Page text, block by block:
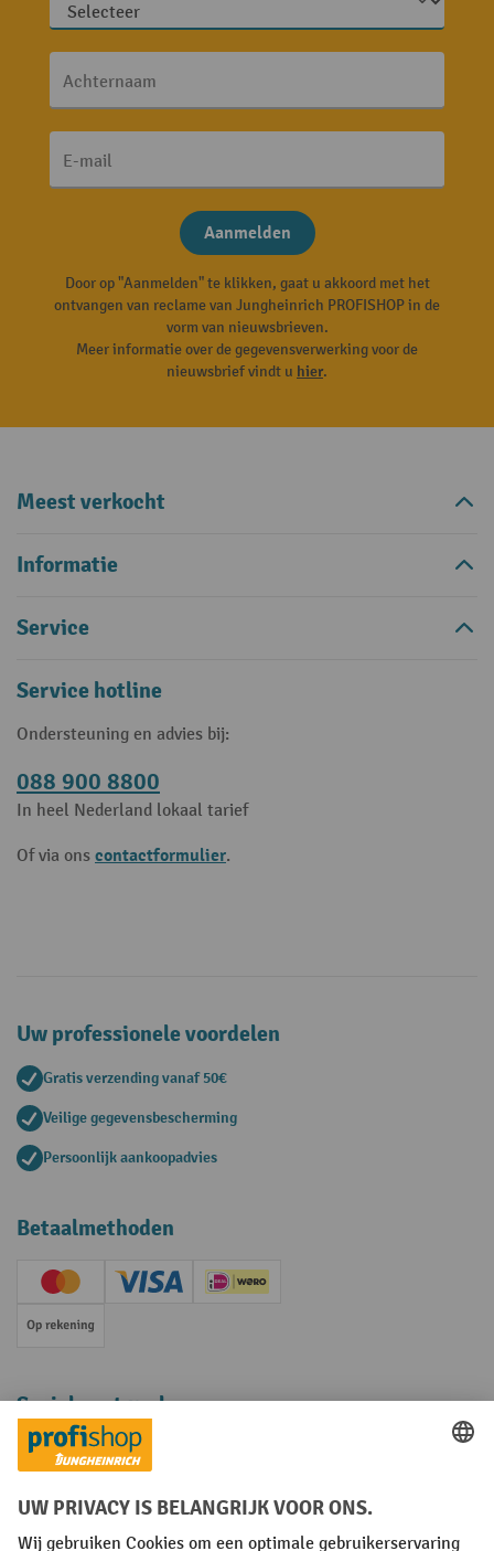
Achternaam
E-mail
Aanmelden
Door op "Aanmelden" te klikken, gaat u akkoord met het
ontvangen van reclame van Jungheinrich PROFISHOP in de
vorm van nieuwsbrieven.
Meer informatie over de gegevensverwerking voor de
nieuwsbrief vindt u hier.
Meest verkocht
Informatie
Service
Service hotline
Ondersteuning en advies bij:
088 900 8800
In heel Nederland lokaal tarief
Of via ons contactformulier.
Uw professionele voordelen
Gratis verzending vanaf 50€
Veilige gegevensbescherming
Persoonlijk aankoopadvies
Betaalmethoden
Creditcard (Master)Creditcard (Visa)iDEAL | Wero
Op rekening
Sociale netwerken
Facebook
YouTube
LinkedInInstagram